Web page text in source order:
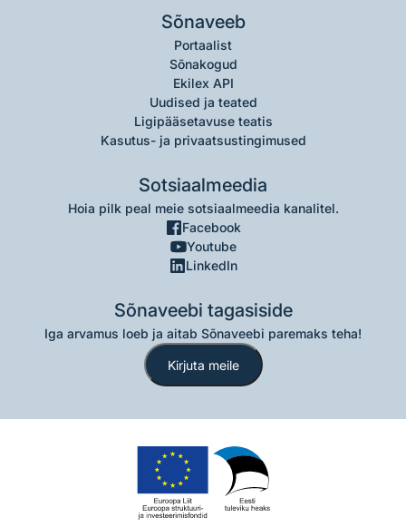
Sõnaveeb
Portaalist
Sõnakogud
Ekilex API
Uudised ja teated
Ligipääsetavuse teatis
Kasutus- ja privaatsustingimused
Sotsiaalmeedia
Hoia pilk peal meie sotsiaalmeedia kanalitel.
Facebook
Youtube
LinkedIn
Sõnaveebi tagasiside
Iga arvamus loeb ja aitab Sõnaveebi paremaks teha!
Kirjuta meile